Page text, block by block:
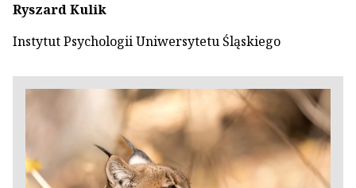
Ryszard Kulik
Instytut Psychologii Uniwersytetu Śląskiego